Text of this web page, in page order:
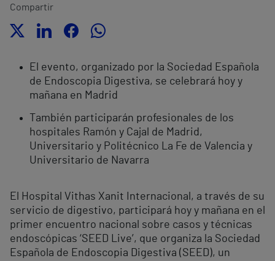
Compartir
El evento, organizado por la Sociedad Española
de Endoscopia Digestiva, se celebrará hoy y
mañana en Madrid
También participarán profesionales de los
hospitales Ramón y Cajal de Madrid,
Universitario y Politécnico La Fe de Valencia y
Universitario de Navarra
El Hospital Vithas Xanit Internacional, a través de su
servicio de digestivo, participará hoy y mañana en el
primer encuentro nacional sobre casos y técnicas
endoscópicas ‘SEED Live’, que organiza la Sociedad
Española de Endoscopia Digestiva (SEED), un